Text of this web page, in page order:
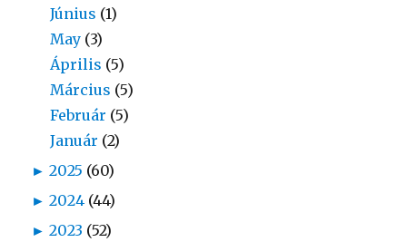
Június (1)
May (3)
Április (5)
Március (5)
Február (5)
Január (2)
► 2025 (60)
► 2024 (44)
► 2023 (52)